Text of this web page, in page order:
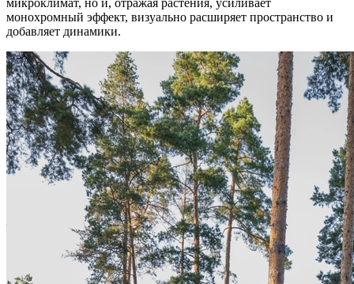
микроклимат, но и, отражая растения, усиливает
монохромный эффект, визуально расширяет пространство и
добавляет динамики.